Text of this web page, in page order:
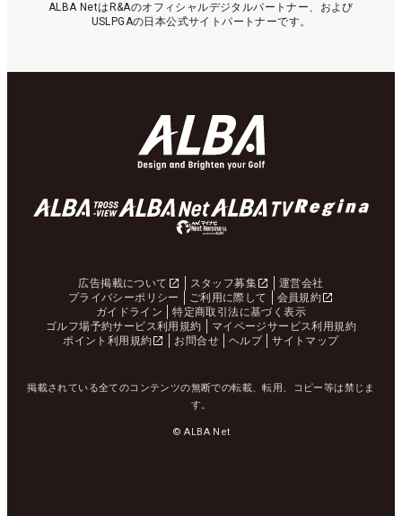
ALBA NetはR&Aのオフィシャルデジタルパートナー、および
USLPGAの日本公式サイトパートナーです。
広告掲載について スタッフ募集
運営会社
プライバシーポリシー
ご利用に際して
会員規約
ガイドライン
特定商取引法に基づく表示
ゴルフ場予約サービス利用規約
マイページサービス利用規約
ポイント利用規約
お問合せ ヘルプ サイトマップ
掲載されている全てのコンテンツの無断での転載、転用、コピー等は禁じま
す。
© ALBA Net